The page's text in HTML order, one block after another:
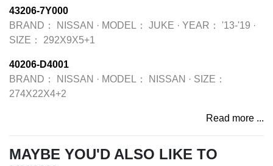
43206-7Y000
BRAND：
NISSAN · MODEL： JUKE · YEAR： '13-'19 ·
SIZE：
292X9X5+1
40206-D4001
BRAND：
NISSAN · MODEL： NISSAN · SIZE：
274X22X4+2
Read more ...
MAYBE YOU'D ALSO LIKE TO